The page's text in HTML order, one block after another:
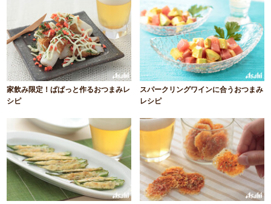
家飲み限定！ぱぱっと作るおつまみレ
シピ
スパークリングワインに合うおつまみ
レシピ